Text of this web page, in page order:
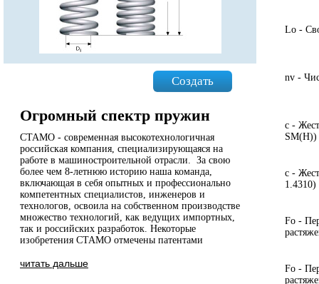
Создать
Огромный спектр пружин
СТАМО - современная высокотехнологичная
российская компания, специализирующаяся на
работе в машиностроительной отрасли. За свою
более чем 8-летнюю историю наша команда,
включающая в себя опытных и профессионально
компетентных специалистов, инженеров и
технологов, освоила на собственном производстве
множество технологий, как ведущих импортных,
так и российских разработок. Некоторые
изобретения СТАМО отмечены патентами
читать дальше
Lo -
nv -
с -
SM(H))
с -
1.4310)
Fо -
Fо -